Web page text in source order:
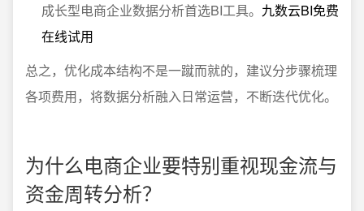
成长型电商企业数据分析首选BI工具。 九数云BI免费
在线试用
总之，优化成本结构不是一蹴而就的，建议分步骤梳理
各项费用，将数据分析融入日常运营，不断迭代优化。
为什么电商企业要特别重视现金流与
资金周转分析？